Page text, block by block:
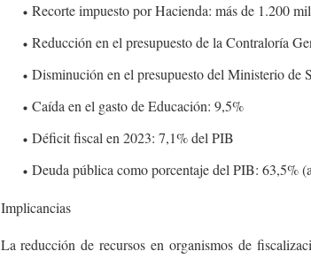
Recorte impuesto por Hacienda: más de 1.200
Reducción en el presupuesto de la Contraloría
Disminución en el presupuesto del Ministerio de
Caída en el gasto de Educación: 9,5%
Déficit fiscal en 2023: 7,1% del PIB
Deuda pública como porcentaje del PIB: 63,5%
Implicancias
La reducción de recursos en organismos de